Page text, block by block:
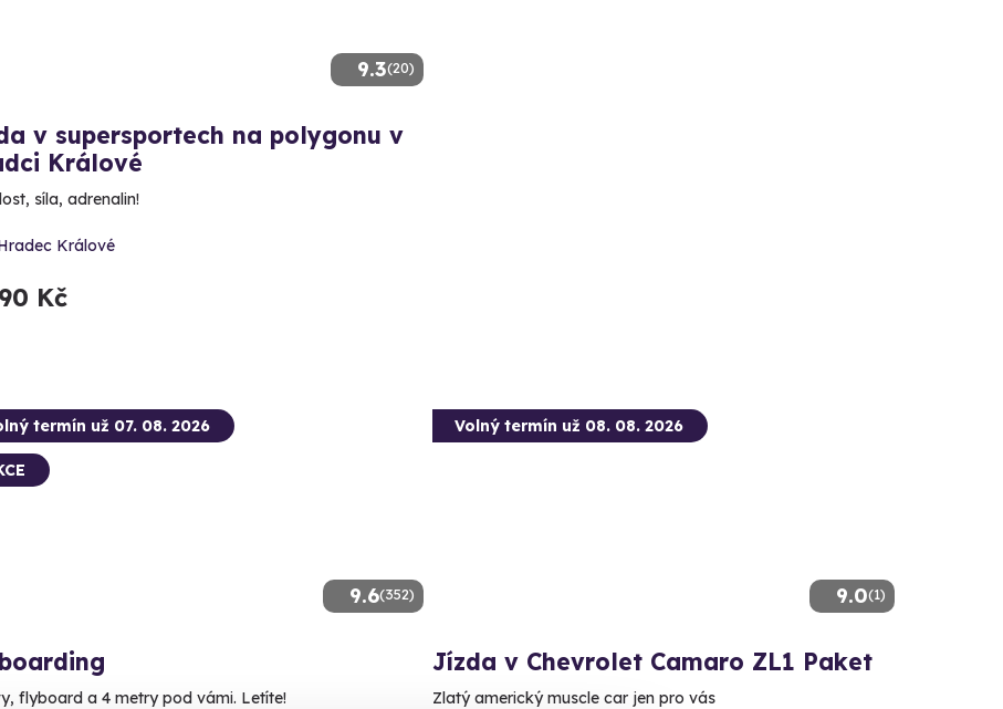
9.3(20)
v supersportech na polygonu v
Králové
síla, adrenalin!
Králové
Kč
9.6(352)
termín už 07. 08. 2026
flyboard a 4 metry pod vámi. Letíte!
9.0(1)
Volný termín už 08. 08. 2026
Jízda v Chevrolet Camaro ZL1 Paket
Zlatý americký muscle car jen pro vás